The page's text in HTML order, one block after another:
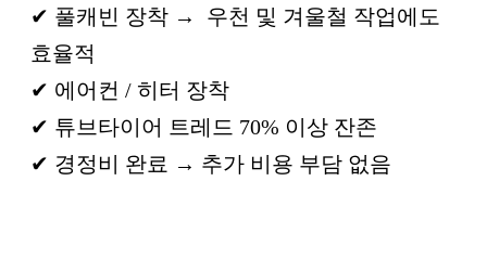
✔ 풀캐빈 장착 → 우천 및 겨울철 작업에도
효율적
✔ 에어컨 / 히터 장착
✔ 튜브타이어 트레드 70% 이상 잔존
✔ 경정비 완료 → 추가 비용 부담 없음